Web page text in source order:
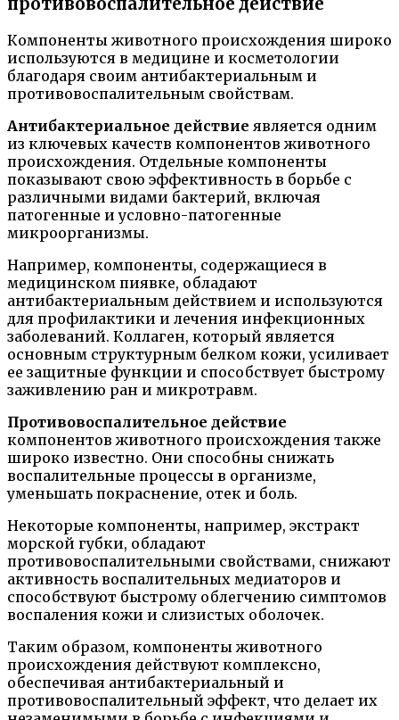
противовоспалительное действие
Компоненты животного происхождения широко
используются в медицине и косметологии
благодаря своим антибактериальным и
противовоспалительным свойствам.
Антибактериальное действие является одним
из ключевых качеств компонентов животного
происхождения. Отдельные компоненты
показывают свою эффективность в борьбе с
различными видами бактерий, включая
патогенные и условно-патогенные
микроорганизмы.
Например, компоненты, содержащиеся в
медицинском пиявке, обладают
антибактериальным действием и используются
для профилактики и лечения инфекционных
заболеваний. Коллаген, который является
основным структурным белком кожи, усиливает
ее защитные функции и способствует быстрому
заживлению ран и микротравм.
Противовоспалительное действие
компонентов животного происхождения также
широко известно. Они способны снижать
воспалительные процессы в организме,
уменьшать покраснение, отек и боль.
Некоторые компоненты, например, экстракт
морской губки, обладают
противовоспалительными свойствами, снижают
активность воспалительных медиаторов и
способствуют быстрому облегчению симптомов
воспаления кожи и слизистых оболочек.
Таким образом, компоненты животного
происхождения действуют комплексно,
обеспечивая антибактериальный и
противовоспалительный эффект, что делает их